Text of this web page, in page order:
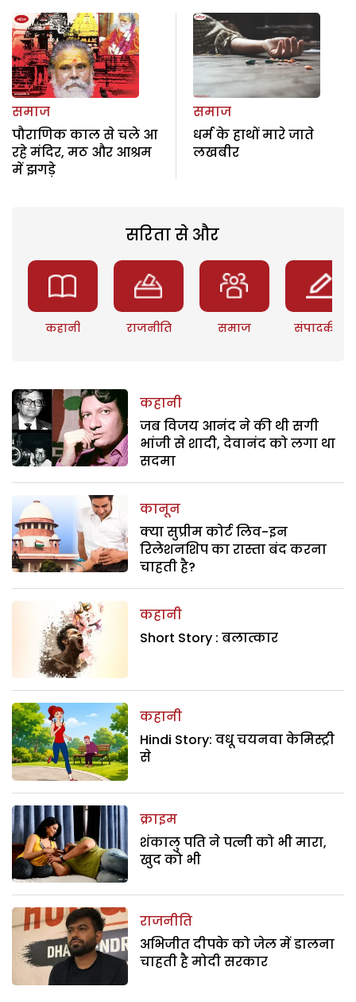
समाज
पौराणिक काल से चले आ
रहे मंदिर, मठ और आश्रम
में झगड़े
समाज
धर्म के हाथों मारे जाते
लखबीर
सरिता से और
कहानी राजनीति समाज संपादकीय
कहानी
जब विजय आनंद ने की थी सगी
भांजी से शादी, देवानंद को लगा था
सदमा
कानून
क्या सुप्रीम कोर्ट लिव-इन
रिलेशनशिप का रास्ता बंद करना
चाहती है?
कहानी
Short Story : बलात्कार
कहानी
Hindi Story: वधू चयनवा केमिस्ट्री
से
क्राइम
शंकालु पति ने पत्नी को भी मारा,
खुद को भी
राजनीति
अभिजीत दीपके को जेल में डालना
चाहती है मोदी सरकार